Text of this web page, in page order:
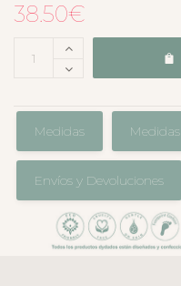
38.50€
Medidas Medidas
Envíos y Devoluciones